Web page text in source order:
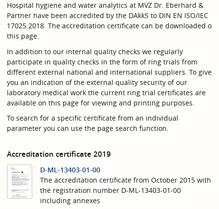
Hospital hygiene and water analytics at MVZ Dr. Eberhard &
Partner have been accredited by the DAkkS to DIN EN ISO/IEC
17025:2018. The accreditation certificate can be downloaded o
this page.
In addition to our internal quality checks we regularly
participate in quality checks in the form of ring trials from
different external national and international suppliers. To give
you an indication of the external quality security of our
laboratory medical work the current ring trial certificates are
available on this page for viewing and printing purposes.
To search for a specific certificate from an individual
parameter you can use the page search function.
Accreditation certificate 2019
D-ML-13403-01-00
The accreditation certificate from October 2015 with
the registration number D-ML-13403-01-00
including annexes